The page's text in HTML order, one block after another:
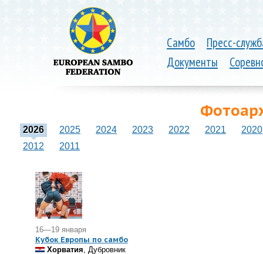
Самбо
Пресс-
Документы
2026 2025 2024 2023 2022 2021
2020
2012
2011
16—19 января
Кубок Европы по самбо
Хорватия , Дубровник